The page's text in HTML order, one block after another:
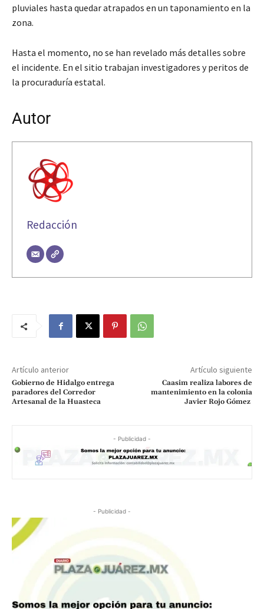
pluviales hasta quedar atrapados en un taponamiento en la
zona.
Hasta el momento, no se han revelado más detalles sobre
el incidente. En el sitio trabajan investigadores y peritos de
la procuraduría estatal.
Autor
Redacción
Artículo anterior
Gobierno de Hidalgo entrega
paradores del Corredor
Artesanal de la Huasteca
Artículo siguiente
Caasim realiza labores de
mantenimiento en la colonia
Javier Rojo Gómez
- Publicidad -
- Publicidad -